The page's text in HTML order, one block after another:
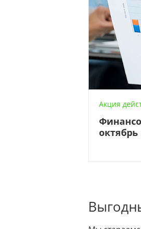
Акция
октябрь